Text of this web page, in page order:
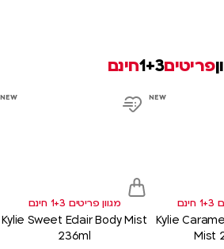
פריטים1+3חינם
NEW
product
Add
מגוון פריטים 1+3 חינם
Kylie Sweet Eclair Body Mist
236ml
NEW
product
Kylie
Mist